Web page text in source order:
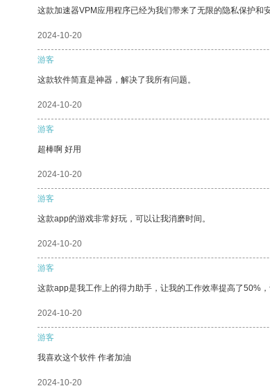
这款加速器VPM应用程序已经为我们带来了无限的隐私保护和
2024-10-20
游客
这款软件简直是神器，解决了我所有问题。
2024-10-20
游客
超棒啊 好用
2024-10-20
游客
这款app的游戏非常好玩，可以让我消磨时间。
2024-10-20
游客
这款app是我工作上的得力助手，让我的工作效率提高了50%
2024-10-20
游客
我喜欢这个软件 作者加油
2024-10-20